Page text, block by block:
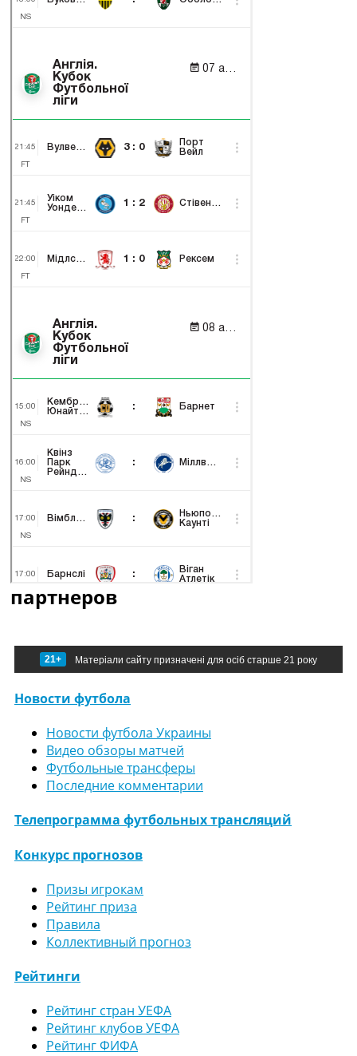
партнеров
21+ Матеріали сайту призначені для осіб старше 21 року
Новости футбола
Новости футбола Украины
Видео обзоры матчей
Футбольные трансферы
Последние комментарии
Телепрограмма футбольных трансляций
Конкурс прогнозов
Призы игрокам
Рейтинг приза
Правила
Коллективный прогноз
Рейтинги
Рейтинг стран УЕФА
Рейтинг клубов УЕФА
Рейтинг ФИФА